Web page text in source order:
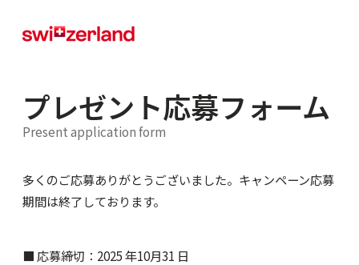
プレゼント応募フォーム
Present application form
多くのご応募ありがとうございました。キャンペーン応募
期間は終了しております。
■ 応募締切：2025 年10月31 日